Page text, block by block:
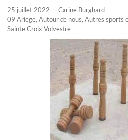
25 juillet 2022
Carine Burghard
09 Ariège, Autour de nous, Autres sports
Sainte Croix Volvestre